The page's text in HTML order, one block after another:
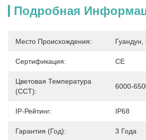
Подробная
Место Происхождения: Гуандун,
Сертификация: CE
Цветовая Температура
(CCT):
6000-
IP-Рейтинг: IP68
Гарантия (год): 3 Года